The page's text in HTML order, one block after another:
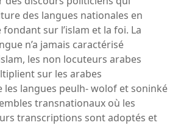
des langues nationales en
sur l’islam et la foi. La
n’a jamais caractérisé
les non locuteurs arabes
sur les arabes
les langues peulh- wolof et soninké
transnationaux où les
transcriptions sont adoptés et